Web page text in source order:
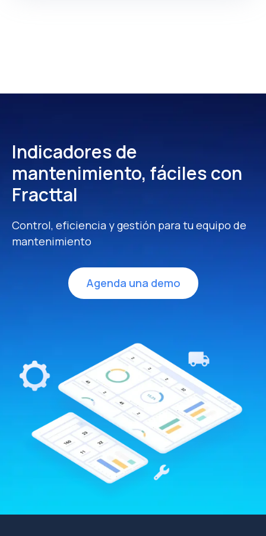
Indicadores de
mantenimiento, fáciles con
Fracttal
Control, eficiencia y gestión para tu equipo de
mantenimiento
Agenda una demo